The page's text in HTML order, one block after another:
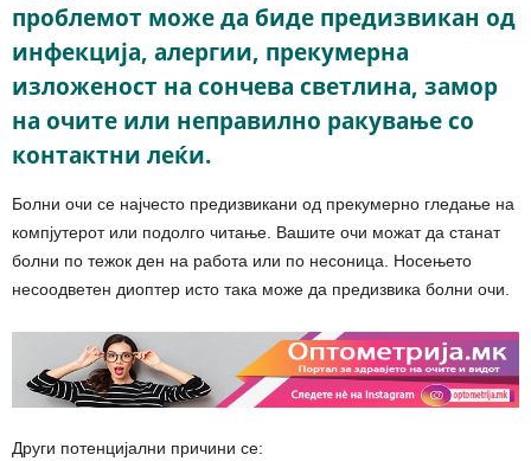
проблемот може да биде предизвикан од
инфекција, алергии, прекумерна
изложеност на сончева светлина, замор
на очите или неправилно ракување со
контактни леќи.
Болни очи се најчесто предизвикани од прекумерно гледање на
компјутерот или подолго читање. Вашите очи можат да станат
болни по тежок ден на работа или по несоница. Носењето
несоодветен диоптер исто така може да предизвика болни очи.
Други потенцијални причини се: